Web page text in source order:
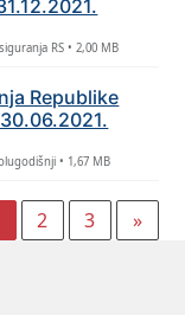
RS • 2,00 MB
Republike
• 1,67 MB
2 3 »